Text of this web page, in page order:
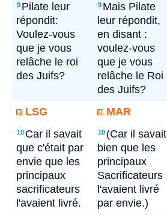
9 Pilate leur
répondit:
Voulez-vous
que je vous
relâche le roi
des Juifs?
9 Mais Pilate
leur répondit,
en disant :
voulez-vous
que je vous
relâche le Roi
des Juifs?
LSG
MAR
10 Car il savait
que c'était par
envie que les
principaux
sacrificateurs
l'avaient livré.
10 (Car il savait
bien que les
principaux
Sacrificateurs
l'avaient livré
par envie.)